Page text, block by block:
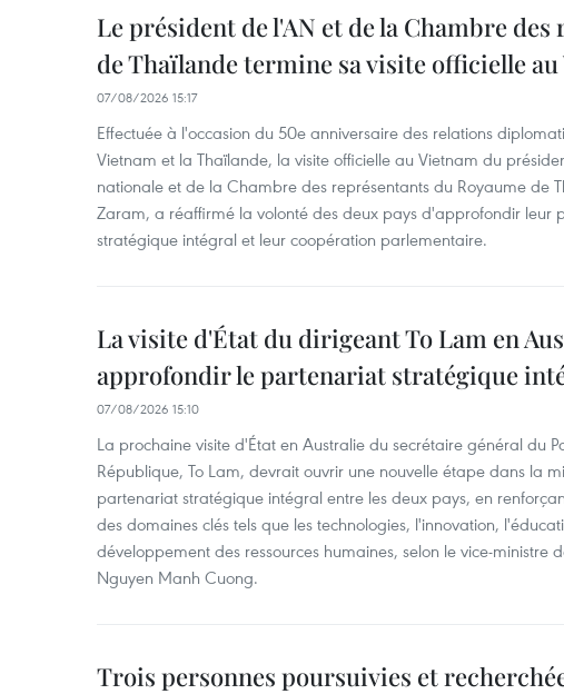
Le président de l'AN et de la Chambre des
de Thaïlande termine sa visite officielle
07/08/2026 15:17
Effectuée à l'occasion du 50e anniversaire des relations
Vietnam et la Thaïlande, la visite officielle au Vietnam du
nationale et de la Chambre des représentants du Royaume de
Zaram, a réaffirmé la volonté des deux pays d'approfondir leur
stratégique intégral et leur coopération parlementaire.
La visite d'État du dirigeant To Lam en
approfondir le partenariat stratégique
07/08/2026 15:10
La prochaine visite d'État en Australie du secrétaire général du
République, To Lam, devrait ouvrir une nouvelle étape dans la
partenariat stratégique intégral entre les deux pays, en
des domaines clés tels que les technologies, l'innovation,
développement des ressources humaines, selon le vice-ministre
Nguyen Manh Cuong.
Trois personnes poursuivies et